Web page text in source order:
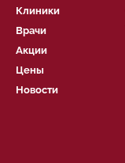
Клиники
Врачи
Акции
Цены
Новости